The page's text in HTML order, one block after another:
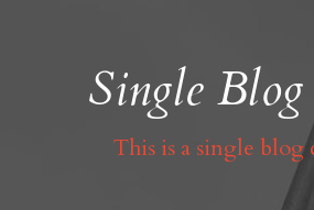
Single
This is a single blog